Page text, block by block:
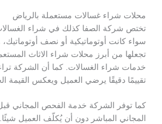
محلات شراء غسالات مستعملة بالرياض
تختص شركة الصفا كذلك في شراء الغسالات
سواء كانت أوتوماتيكية أو نصف
تجعلها من أبرز محلات شراء الاثاث
خدمات شراء الغسالات. كما أن الشركة
تقييمًا دقيقًا يرضي العميل ويعكس القيمة
كما توفر الشركة خدمة الفحص المجاني
المجاني المباشر دون أن يُكلّف العميل